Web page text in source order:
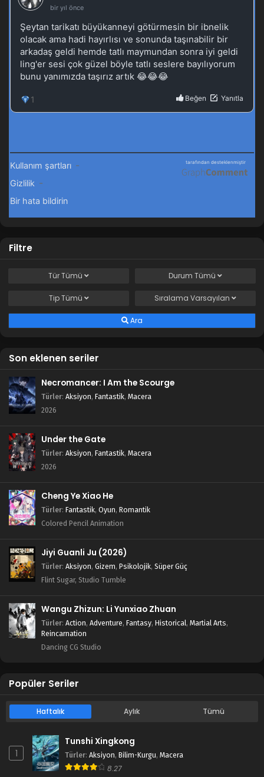
Filtre
TürTümü Durum Tümü
TipTümü Sıralama Varsayılan
Ara
Son eklenen seriler
Necromancer: I Am the Scourge
Türler: Aksiyon, Fantastik, Macera
2026
Under the Gate
Türler: Aksiyon, Fantastik, Macera
2026
Cheng Ye Xiao He
Türler: Fantastik, Oyun, Romantik
Colored Pencil Animation
Jiyi Guanli Ju (2026)
Türler: Aksiyon, Gizem, Psikolojik, Süper Güç
Flint Sugar, Studio Tumble
Wangu Zhizun: Li Yunxiao Zhuan
Türler: Action, Adventure, Fantasy, Historical, Martial Arts,
Reincarnation
Dancing CG Studio
Popüler Seriler
Haftalık Aylık Tümü
1
Tunshi Xingkong
Türler: Aksiyon, Bilim-Kurgu, Macera
8.27